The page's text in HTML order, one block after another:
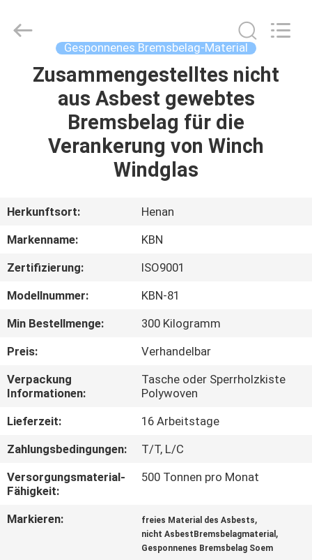
HAUS
PRODUKTE
FABRIK-
QUALITÄTSKONTROLLE
TRETEN
SIE
MIT
UNS
IN
VERBINDUNG
Gesponnenes Bremsbelag-Material
Zusammengestelltes nicht
aus Asbest gewebtes
Bremsbelag für die
Verankerung von Winch
Windglas
Herkunftsort:
Henan
Markenname:
KBN
Zertifizierung:
ISO9001
Modellnummer:
KBN-81
Min Bestellmenge:
300 Kilogramm
Preis:
Verhandelbar
Verpackung
Informationen:
Tasche oder Sperrholzkiste
Polywoven
Lieferzeit:
16 Arbeitstage
Zahlungsbedingungen:
T/T, L/C
Versorgungsmaterial-
Fähigkeit:
500 Tonnen pro Monat
Markieren: freies Material des Asbests,
nicht AsbestBremsbelagmaterial ,
Gesponnenes Bremsbelag Soem